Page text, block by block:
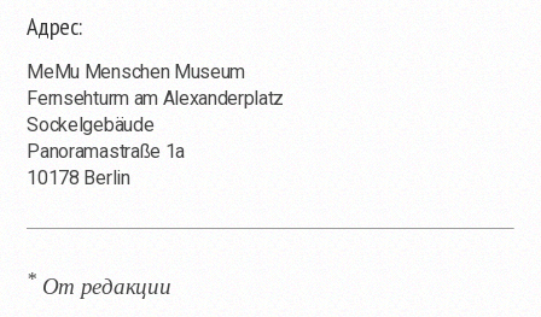
Адрес:
MeMu Menschen Museum
Fernsehturm am Alexanderplatz
Sockelgebäude
Panoramastraße 1a
10178 Berlin
* От редакции